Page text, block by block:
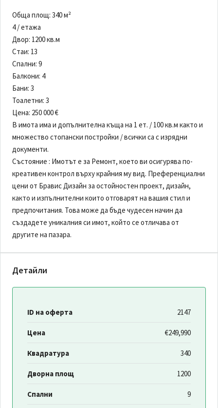
Обща площ: 340 м²
4 / етажа
Двор: 1200 кв.м
Стаи: 13
Спални: 9
Балкони: 4
Бани: 3
Тоалетни: 3
Цена: 250 000 €
В имота има и допълнителна къща на 1 ет. / 100 кв.м както и
множество стопански постройки / всички са с изрядни
документи.
Състояние : Имотът е за Ремонт, което ви осигурява по-
креативен контрол върху крайния му вид. Преференциални
цени от Бравис Дизайн за остойностен проект, дизайн,
както и изпълнителни които отговарят на вашия стил и
предпочитания. Това може да бъде чудесен начин да
създадете уникалния си имот, който се отличава от
другите на пазара.
Детайли
ID на оферта 2147
Цена €249,990
Квадратура 340
Дворна площ 1200
Спални 9